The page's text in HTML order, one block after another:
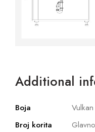
Additional
Boja
Broj korita